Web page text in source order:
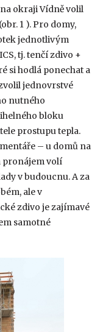
okraji Vídně volil
1 ). Pro domy,
jednotlivým
tj. tenčí zdivo +
si hodlá ponechat a
jednovrstvé
nutného
bloku
prostupu tepla.
– u domů na
pronájem volí
v budoucnu. A za
ale v
zdivo je zajímavé
samotné